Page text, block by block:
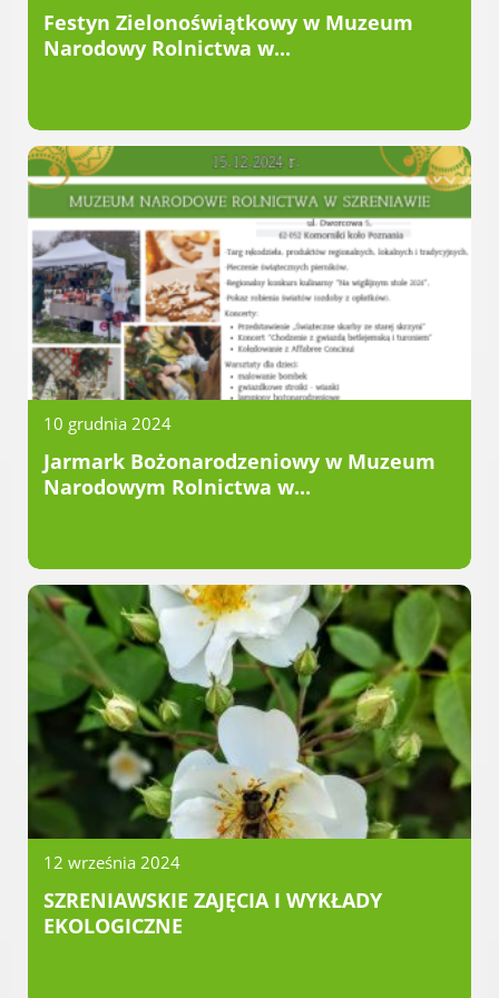
Gry miejskie
Kultura
Komisariat Policji w Luboniu
LOSiR
Serwisy mapowe
Informator Miasta Luboń
Ogłoszenia o pracę
Plaża Miejska przy ul. Rzecznej w
Luboniu
Portal Mieszkańca. Aktualne informacje
Harmonogram dyżurów radnych
Komisje Rady Miasta Luboń
Terminarz spotkań komisji
Uchwały Rady Miasta Luboń
Młodzieżowa Rada Miasta Luboń
Rada Gospodarcza
POZOSTAŁE
Niepełnosprawnych
Festyn Zielonoświątkowy w Muzeum
Narodowy Rolnictwa w...
10 grudnia 2024
Jarmark Bożonarodzeniowy w Muzeum
Narodowym Rolnictwa w...
12 września 2024
SZRENIAWSKIE ZAJĘCIA I WYKŁADY
EKOLOGICZNE